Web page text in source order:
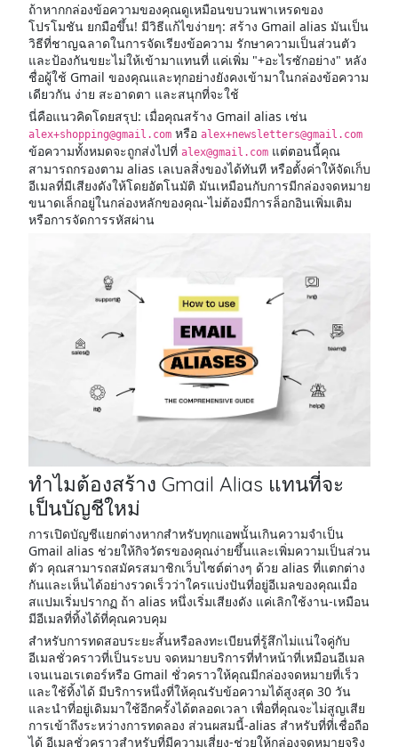
ถ้าหากกล่องข้อความของคุณดูเหมือนขบวนพาเหรดของ
โปรโมชัน ยกมือขึ้น! มีวิธีแก้ไขง่ายๆ: สร้าง Gmail alias มันเป็น
วิธีที่ชาญฉลาดในการจัดเรียงข้อความ รักษาความเป็นส่วนตัว
และป้องกันขยะไม่ให้เข้ามาแทนที่ แค่เพิ่ม "+อะไรซักอย่าง" หลัง
ชื่อผู้ใช้ Gmail ของคุณและทุกอย่างยังคงเข้ามาในกล่องข้อความ
เดียวกัน ง่าย สะอาดตา และสนุกที่จะใช้
นี่คือแนวคิดโดยสรุป: เมื่อคุณสร้าง Gmail alias เช่น
alex+shopping@gmail.comหรือ alex+newsletters@gmail.com
ข้อความทั้งหมดจะถูกส่งไปที่ alex@gmail.comแต่ตอนนี้คุณ
สามารถกรองตาม alias เลเบลสิ่งของได้ทันที หรือตั้งค่าให้จัดเก็บ
อีเมลที่มีเสียงดังให้โดยอัตโนมัติ มันเหมือนกับการมีกล่องจดหมาย
ขนาดเล็กอยู่ในกล่องหลักของคุณ-ไม่ต้องมีการล็อกอินเพิ่มเติม
หรือการจัดการรหัสผ่าน
ทำไมต้องสร้าง Gmail Alias แทนที่จะ
เป็นบัญชีใหม่
การเปิดบัญชีแยกต่างหากสำหรับทุกแอพนั้นเกินความจำเป็น
Gmail alias ช่วยให้กิจวัตรของคุณง่ายขึ้นและเพิ่มความเป็นส่วน
ตัว คุณสามารถสมัครสมาชิกเว็บไซต์ต่างๆ ด้วย alias ที่แตกต่าง
กันและเห็นได้อย่างรวดเร็วว่าใครแบ่งปันที่อยู่อีเมลของคุณเมื่อ
สแปมเริ่มปรากฏ ถ้า alias หนึ่งเริ่มเสียงดัง แค่เลิกใช้งาน-เหมือน
มีอีเมลที่ทิ้งได้ที่คุณควบคุม
สำหรับการทดสอบระยะสั้นหรือลงทะเบียนที่รู้สึกไม่แน่ใจคู่กับ
อีเมลชั่วคราวที่เป็นระบบ จดหมายบริการที่ทำหน้าที่เหมือนอีเมล
เจนเนอเรเตอร์หรือ Gmail ชั่วคราวให้คุณมีกล่องจดหมายที่เร็ว
และใช้ทิ้งได้ มีบริการหนึ่งที่ให้คุณรับข้อความได้สูงสุด 30 วัน
และนำที่อยู่เดิมมาใช้อีกครั้งได้ตลอดเวลา เพื่อที่คุณจะไม่สูญเสีย
การเข้าถึงระหว่างการทดลอง ส่วนผสมนี้-alias สำหรับที่ที่เชื่อถือ
ได้ อีเมลชั่วคราวสำหรับที่มีความเสี่ยง-ช่วยให้กล่องจดหมายจริง